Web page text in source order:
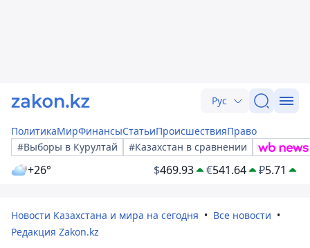
Рус
ПолитикаМирФинансыСтатьиПроисшествияПраво
#Выборы в Курултай
#Казахстан в сравнении
+26° $469.93 €541.64 ₽5.71
Новости Казахстана и мира на сегодня
Все новости
Редакция Zakon.kz